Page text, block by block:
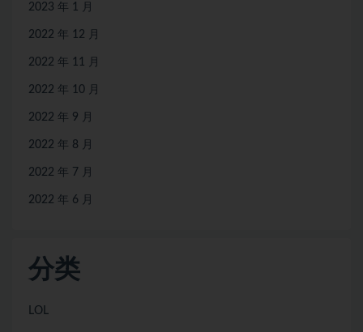
2023 年 1 月
2022 年 12 月
2022 年 11 月
2022 年 10 月
2022 年 9 月
2022 年 8 月
2022 年 7 月
2022 年 6 月
分类
LOL